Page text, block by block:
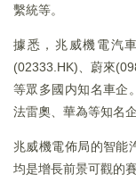
繫統等。
據悉，兆威機電汽
(02333.HK)、蔚來
等眾多國内知名車企
法雷奧、華為等知名企
兆威機電佈局的智能
均是增長前景可觀的賽